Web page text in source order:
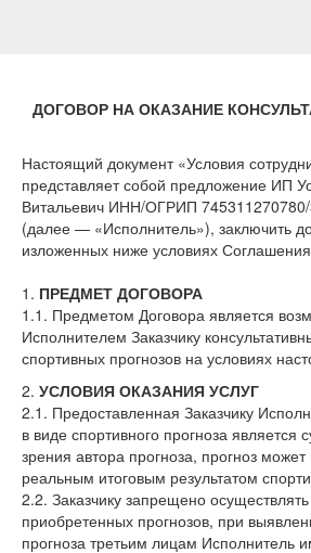
ДОГОВОР НА ОКАЗАНИЕ
Настоящий документ «Условия
представляет собой предложение ИП
Витальевич ИНН/ОГРИП
(далее — «Исполнитель»), заключить
изложенных ниже условиях
1. ПРЕДМЕТ ДОГОВОРА
1.1. Предметом Договора является
Исполнителем Заказчику
спортивных прогнозов на условиях
2. УСЛОВИЯ ОКАЗАНИЯ УСЛУГ
2.1. Предоставленная Заказчику
в виде спортивного прогноза является
зрения автора прогноза, прогноз может
реальным итоговым результатом
2.2. Заказчику запрещено
приобретенных прогнозов, при
прогноза третьим лицам Исполнитель